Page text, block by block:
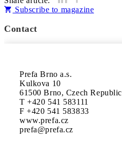
Subscribe to magazine
Contact
Prefa Brno a.s.
Kulkova 10
61500 Brno, Czech Republic
T +420 541 583111
F +420 541 583833
www.prefa.cz